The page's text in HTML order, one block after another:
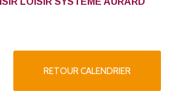
RETOUR CALENDRIER